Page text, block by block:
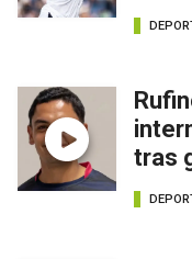
tras